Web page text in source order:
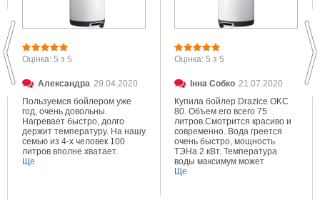
Оцінка: 5 з 5
Александра 29.04.2020
Пользуемся бойлером уже
год, очень довольны.
Нагревает быстро, долго
держит температуру. На нашу
семью из 4-х человек 100
литров вполне хватает.
Ще
Оцінка: 5 з 5
Інна Собко 21.07.2020
Купила бойлер Drazice OKC
80. Объем его всего 75
литров.Смотрится красиво и
современно. Вода греется
очень быстро, мощность
ТЭНа 2 кВт. Температура
воды максимум может
составлять 80 градусов.
Ще